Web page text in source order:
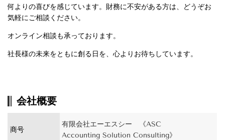
何よりの喜びを感じています。財務に不安がある方は、どうぞお
気軽にご相談ください。
オンライン相談も承っております。
社長様の未来をともに創る日を、心よりお待ちしています。
会社概要
商号
有限会社エーエスシー 《ASC
Accounting Solution Consulting》